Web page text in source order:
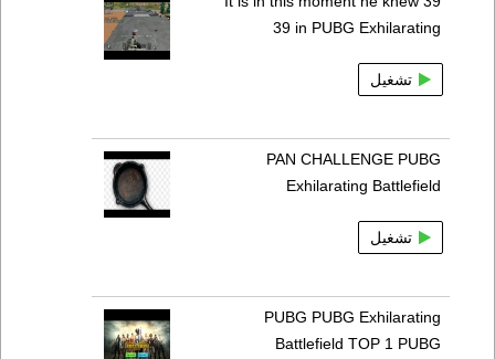
39 in PUBG Exhilarating
تشغيل
PAN CHALLENGE PUBG
Exhilarating Battlefield
تشغيل
PUBG PUBG Exhilarating
Battlefield TOP 1 PUBG